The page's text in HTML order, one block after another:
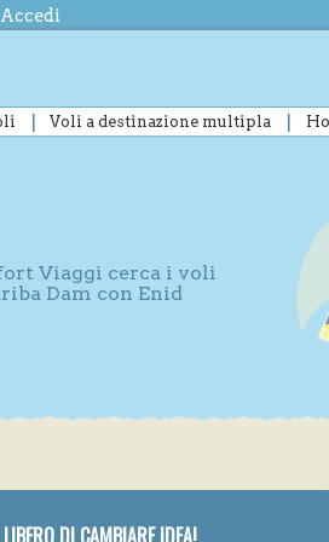
Accedi
Voli a destinazione multipla
Viaggi cerca i voli
Dam con Enid
LIBERO DI CAMBIARE IDEA!